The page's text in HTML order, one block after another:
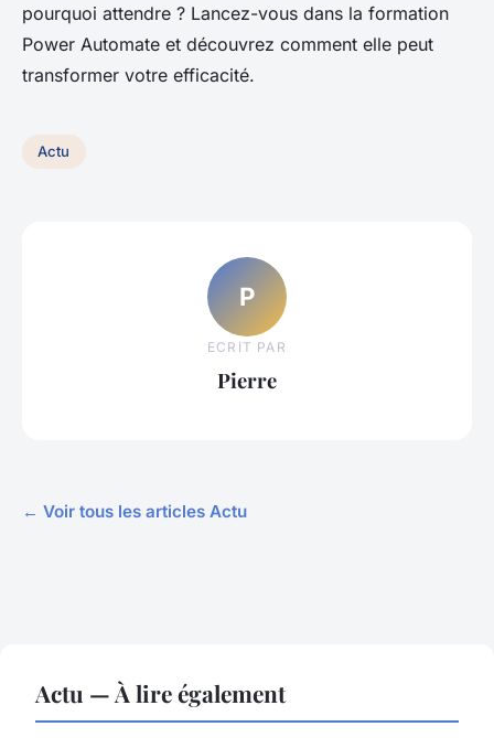
pourquoi attendre ? Lancez-vous dans la formation
Power Automate et découvrez comment elle peut
transformer votre efficacité.
Actu
P
ECRIT PAR
Pierre
← Voir tous les articles Actu
Actu — À lire également